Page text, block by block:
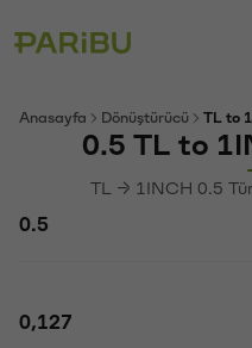
Anasayfa Dönüştürücü TL to
0.5 TL to
TL → 1INCH 0.5